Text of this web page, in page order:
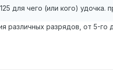
для чего (или кого)
разрядов, от 5-го